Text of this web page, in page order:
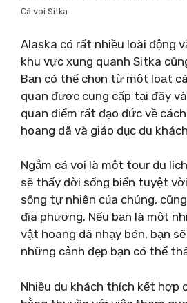
Cá voi Sitka
Alaska có rất nhiều loài động
khu vực xung quanh Sitka
Bạn có thể chọn từ một loạt
quan được cung cấp tại đây
quan điểm rất đạo đức về
hoang dã và giáo dục du
Ngắm cá voi là một tour du
sẽ thấy đời sống biển tuyệt
sống tự nhiên của chúng,
địa phương. Nếu bạn là một
vật hoang dã nhạy bén, bạn
những cảnh đẹp bạn có thể
Nhiều du khách thích kết hợp